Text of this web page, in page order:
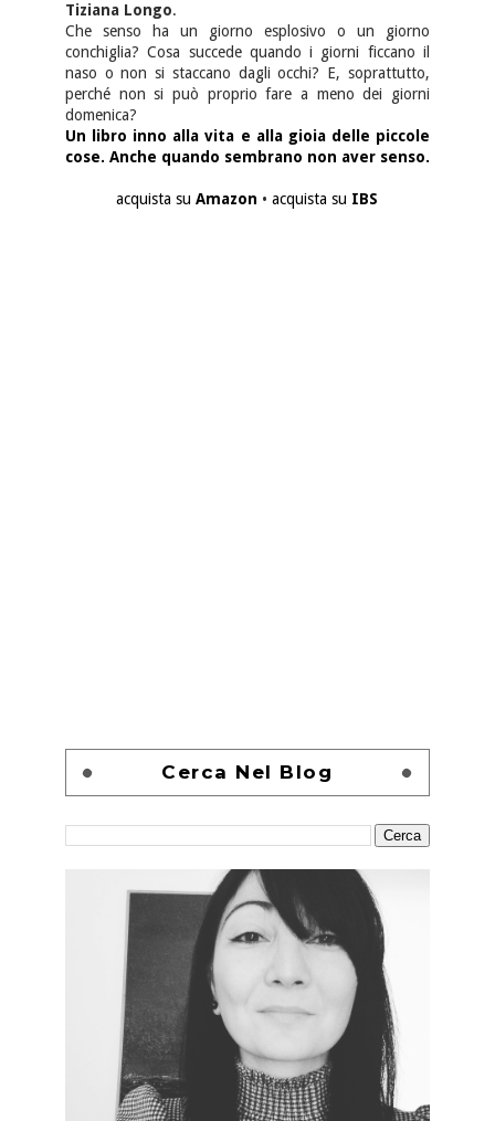
Tiziana Longo.
Che senso ha un giorno esplosivo o un giorno
conchiglia? Cosa succede quando i giorni ficcano il
naso o non si staccano dagli occhi? E, soprattutto,
perché non si può proprio fare a meno dei giorni
domenica?
Un libro inno alla vita e alla gioia delle piccole
cose. Anche quando sembrano non aver senso.
acquista suAmazon •acquista su IBS
Cerca Nel Blog